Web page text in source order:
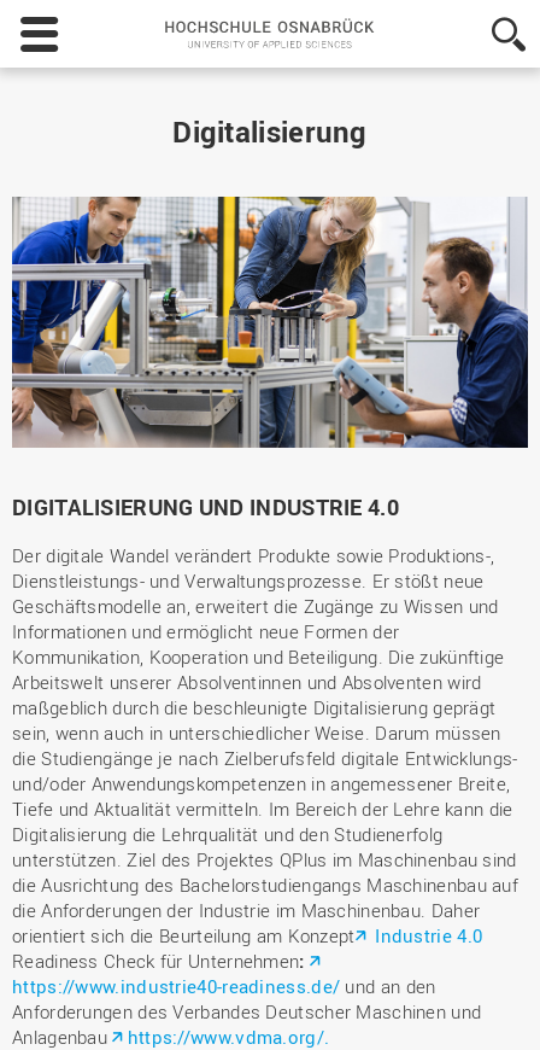
Hochschule
Osnabrück
-
Digitalisierung
DIGITALISIERUNG UND INDUSTRIE 4.0
Der digitale Wandel verändert Produkte sowie Produktions-,
Dienstleistungs- und Verwaltungsprozesse. Er stößt neue
Geschäftsmodelle an, erweitert die Zugänge zu Wissen und
Informationen und ermöglicht neue Formen der
Kommunikation, Kooperation und Beteiligung. Die zukünftige
Arbeitswelt unserer Absolventinnen und Absolventen wird
maßgeblich durch die beschleunigte Digitalisierung geprägt
sein, wenn auch in unterschiedlicher Weise. Darum müssen
die Studiengänge je nach Zielberufsfeld digitale Entwicklungs-
und/oder Anwendungskompetenzen in angemessener Breite,
Tiefe und Aktualität vermitteln. Im Bereich der Lehre kann die
Digitalisierung die Lehrqualität und den Studienerfolg
unterstützen. Ziel des Projektes QPlus im Maschinenbau sind
die Ausrichtung des Bachelorstudiengangs Maschinenbau auf
die Anforderungen der Industrie im Maschinenbau. Daher
orientiert sich die Beurteilung am Konzept
Industrie 4.0
Readiness Check für Unternehmen:
https://www.industrie40-readiness.de/ und an den
Anforderungen des Verbandes Deutscher Maschinen und
Anlagenbau
https://www.vdma.org/.